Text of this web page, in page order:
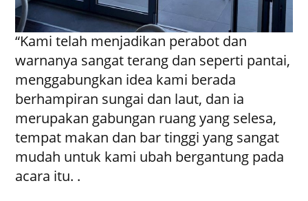
“Kami telah menjadikan perabot dan
warnanya sangat terang dan seperti pantai,
menggabungkan idea kami berada
berhampiran sungai dan laut, dan ia
merupakan gabungan ruang yang selesa,
tempat makan dan bar tinggi yang sangat
mudah untuk kami ubah bergantung pada
acara itu. .